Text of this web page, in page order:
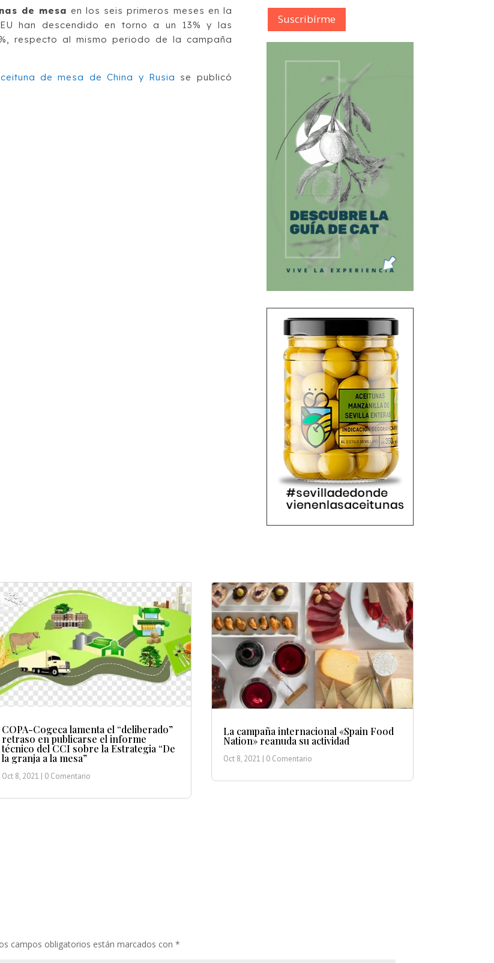
de mesa en los seis primeros meses en la
han descendido en torno a un 13% y las
respecto al mismo periodo de la campaña
de mesa de China y Rusia se publicó
Suscribírme
COPA-Cogeca lamenta el “deliberado”
retraso en publicarse el informe
técnico del CCI sobre la Estrategia “De
la granja a la mesa”
Oct 8, 2021 | 0 Comentario
La campaña internacional «Spain Food
Nation» reanuda su actividad
Oct 8, 2021 | 0 Comentario
campos obligatorios están marcados con*